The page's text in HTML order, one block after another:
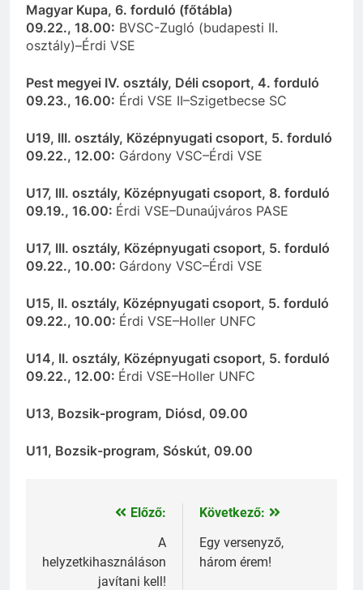
Magyar Kupa, 6. forduló (főtábla)
09.22., 18.00: BVSC-Zugló (budapesti II.
osztály)–Érdi VSE
Pest megyei IV. osztály, Déli csoport, 4. forduló
09.23., 16.00: Érdi VSE II–Szigetbecse SC
U19, III. osztály, Középnyugati csoport, 5. forduló
09.22., 12.00: Gárdony VSC–Érdi VSE
U17, III. osztály, Középnyugati csoport, 8. forduló
09.19., 16.00: Érdi VSE–Dunaújváros PASE
U17, III. osztály, Középnyugati csoport, 5. forduló
09.22., 10.00: Gárdony VSC–Érdi VSE
U15, II. osztály, Középnyugati csoport, 5. forduló
09.22., 10.00: Érdi VSE–Holler UNFC
U14, II. osztály, Középnyugati csoport, 5. forduló
09.22., 12.00: Érdi VSE–Holler UNFC
U13, Bozsik-program, Diósd, 09.00
U11, Bozsik-program, Sóskút, 09.00
Bejegyzés Előző:
A
helyzetkihasználáson
javítani kell!
Következő:
Egy versenyző,
három érem!